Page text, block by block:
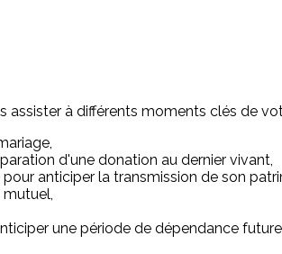
à différents moments clés de
d'une donation au dernier vivant,
anticiper la transmission de son
une période de dépendance